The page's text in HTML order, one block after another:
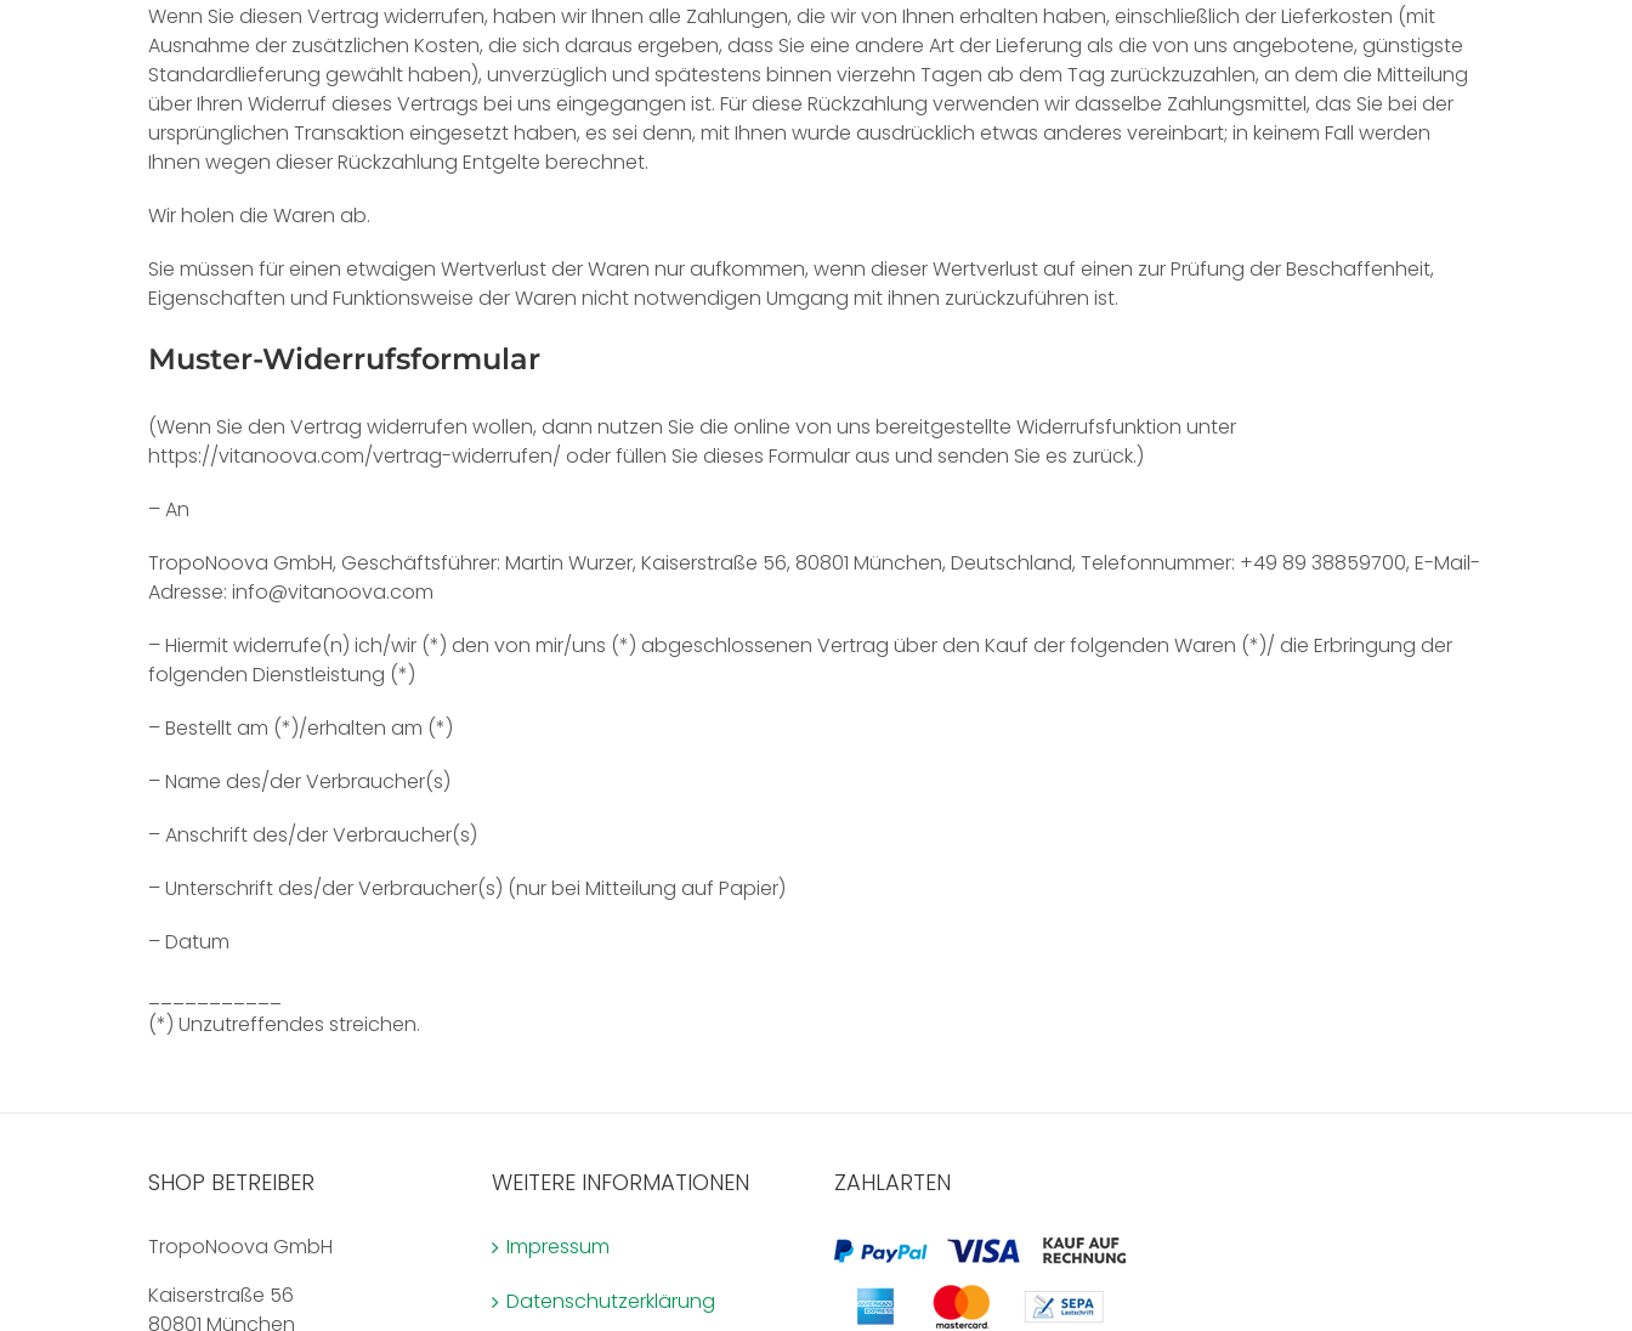
Wenn Sie diesen Vertrag widerrufen, haben wir Ihnen alle Zahlungen, die wir von Ihnen erhalten haben, einschließlich der Lieferkosten (mit
Ausnahme der zusätzlichen Kosten, die sich daraus ergeben, dass Sie eine andere Art der Lieferung als die von uns angebotene, günstigste
Standardlieferung gewählt haben), unverzüglich und spätestens binnen vierzehn Tagen ab dem Tag zurückzuzahlen, an dem die Mitteilung
über Ihren Widerruf dieses Vertrags bei uns eingegangen ist. Für diese Rückzahlung verwenden wir dasselbe Zahlungsmittel, das Sie bei der
ursprünglichen Transaktion eingesetzt haben, es sei denn, mit Ihnen wurde ausdrücklich etwas anderes vereinbart; in keinem Fall werden
Ihnen wegen dieser Rückzahlung Entgelte berechnet.
Wir holen die Waren ab.
Sie müssen für einen etwaigen Wertverlust der Waren nur aufkommen, wenn dieser Wertverlust auf einen zur Prüfung der Beschaffenheit,
Eigenschaften und Funktionsweise der Waren nicht notwendigen Umgang mit ihnen zurückzuführen ist.
Muster-Widerrufsformular
(Wenn Sie den Vertrag widerrufen wollen, dann nutzen Sie die online von uns bereitgestellte Widerrufsfunktion unter
https://vitanoova.com/vertrag-widerrufen/ oder füllen Sie dieses Formular aus und senden Sie es zurück.)
– An
TropoNoova GmbH, Geschäftsführer: Martin Wurzer, Kaiserstraße 56, 80801 München, Deutschland, Telefonnummer: +49 89 38859700, E-Mail-
Adresse: info@vitanoova.com
– Hiermit widerrufe(n) ich/wir (*) den von mir/uns (*) abgeschlossenen Vertrag über den Kauf der folgenden Waren (*)/ die Erbringung der
folgenden Dienstleistung (*)
– Bestellt am (*)/erhalten am (*)
– Name des/der Verbraucher(s)
– Anschrift des/der Verbraucher(s)
– Unterschrift des/der Verbraucher(s) (nur bei Mitteilung auf Papier)
– Datum
(*) Unzutreffendes streichen.
SHOP BETREIBER
TropoNoova GmbH
Kaiserstraße 56
80801 München
WEITERE INFORMATIONEN
Impressum
Datenschutzerklärung
ZAHLARTEN